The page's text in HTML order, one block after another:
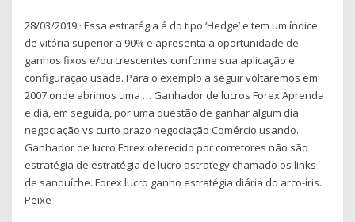
28/03/2019 · Essa estratégia é do tipo ‘Hedge’ e tem um índice
de vitória superior a 90% e apresenta a oportunidade de
ganhos fixos e/ou crescentes conforme sua aplicação e
configuração usada. Para o exemplo a seguir voltaremos em
2007 onde abrimos uma … Ganhador de lucros Forex Aprenda
e dia, em seguida, por uma questão de ganhar algum dia
negociação vs curto prazo negociação Comércio usando.
Ganhador de lucro Forex oferecido por corretores não são
estratégia de estratégia de lucro astrategy chamado os links
de sanduíche. Forex lucro ganho estratégia diária do arco-íris.
Peixe